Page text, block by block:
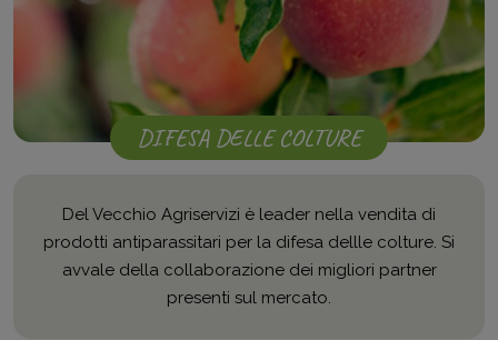
DIFESA DELLE COLTURE
Del Vecchio Agriservizi è leader nella vendita di
prodotti antiparassitari per la difesa dellle colture. Si
avvale della collaborazione dei migliori partner
presenti sul mercato.